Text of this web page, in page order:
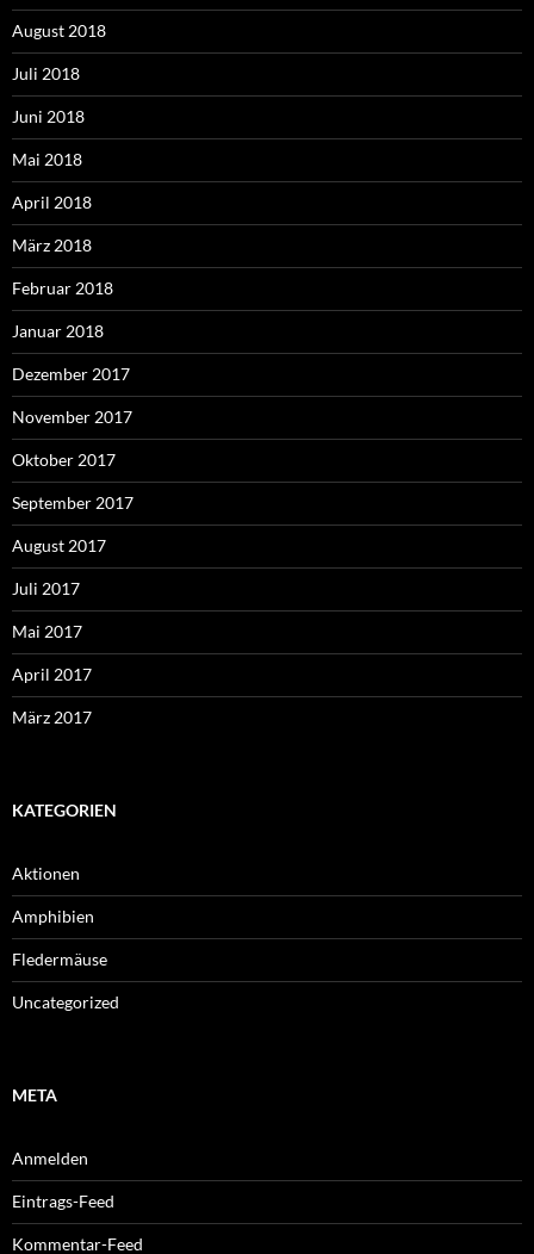
August 2018
Juli 2018
Juni 2018
Mai 2018
April 2018
März 2018
Februar 2018
Januar 2018
Dezember 2017
November 2017
Oktober 2017
September 2017
August 2017
Juli 2017
Mai 2017
April 2017
März 2017
KATEGORIEN
Aktionen
Amphibien
Fledermäuse
Uncategorized
META
Anmelden
Eintrags-Feed
Kommentar-Feed